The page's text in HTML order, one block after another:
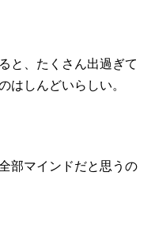
と、たくさん出過ぎて
はしんどいらしい。
部マインドだと思うの